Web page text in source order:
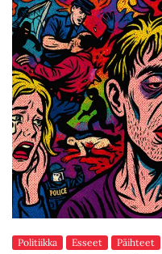
Politiikka Esseet Päihteet